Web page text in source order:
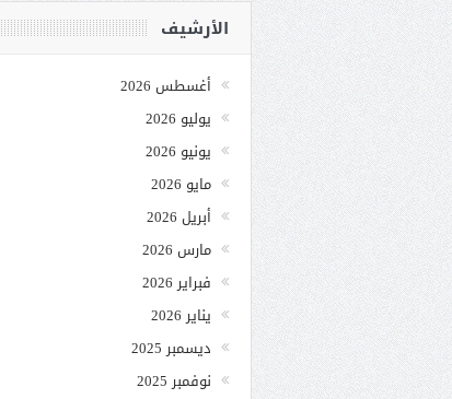
الأرشيف
أغسطس 2026
يوليو 2026
يونيو 2026
مايو 2026
أبريل 2026
مارس 2026
فبراير 2026
يناير 2026
ديسمبر 2025
نوفمبر 2025